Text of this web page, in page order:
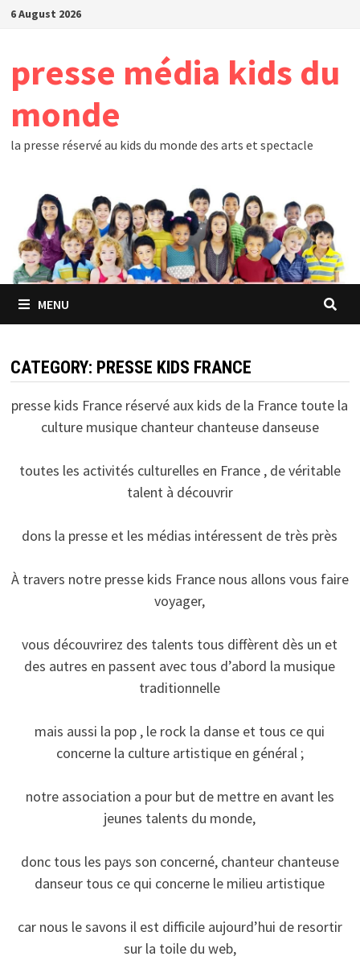
Skip6 August 2026
presse média kids du
monde
la presse réservé au kids du monde des arts et spectacle
MENU
CATEGORY: PRESSE KIDS FRANCE
presse kids France réservé aux kids de la France toute la
culture musique chanteur chanteuse danseuse
toutes les activités culturelles en France , de véritable
talent à découvrir
dons la presse et les médias intéressent de très près
À travers notre presse kids France nous allons vous faire
voyager,
vous découvrirez des talents tous diffèrent dès un et
des autres en passent avec tous d’abord la musique
traditionnelle
mais aussi la pop , le rock la danse et tous ce qui
concerne la culture artistique en général ;
notre association a pour but de mettre en avant les
jeunes talents du monde,
donc tous les pays son concerné, chanteur chanteuse
danseur tous ce qui concerne le milieu artistique
car nous le savons il est difficile aujourd’hui de resortir
sur la toile du web,